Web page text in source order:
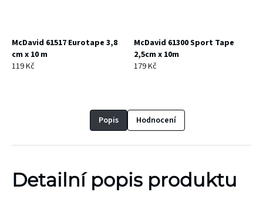
McDavid 61517 Eurotape 3,8
cm x 10 m
119 Kč
McDavid 61300 Sport Tape
2,5cm x 10m
179 Kč
Popis Hodnocení
Detailní popis produktu